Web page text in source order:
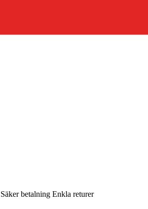
Säker betalning Enkla returer